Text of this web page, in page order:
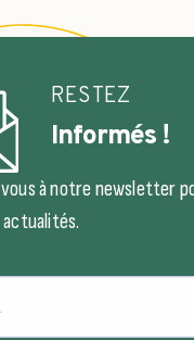
RESTEZ
Informés !
à notre newsletter